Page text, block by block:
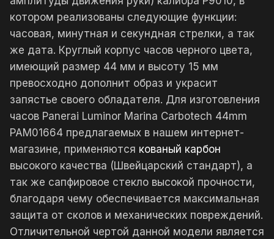
котором реализованы следующие функции:
часовая, минутная и секундная стрелки, а так
же дата. Круглый корпус часов черного цвета,
имеющий размер 44 мм и высоту 15 мм
превосходно дополнит образ и украсит
запястье своего обладателя. Для изготовления
часов Panerai Luminor Marina Carbotech 44mm
PAM01664 предлагаемых в нашем интернет-
магазине, применяются кованый карбон
высокого качества (Швейцарский стандарт), а
так же сапфировое стекло высокой прочности,
благодаря чему обеспечивается максимальная
защита от сколов и механических повреждений.
Отличительной чертой данной модели является